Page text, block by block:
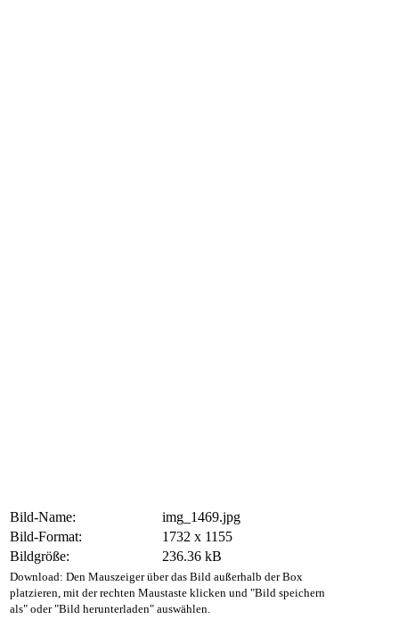
Bild-Name:
img_1469.jpg
Bild-Format:
1732 x 1155
Bildgröße:
236.36 kB
Download: Den Mauszeiger über das Bild außerhalb der Box
platzieren, mit der rechten Maustaste klicken und "Bild speichern
als" oder "Bild herunterladen" auswählen.